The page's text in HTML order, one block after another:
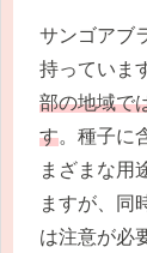
サンゴアブ
持っていま
部の地域で
す。種子に
まざまな用
ますが、同
は注意が必